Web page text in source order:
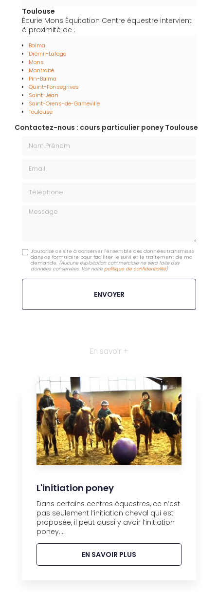
Toulouse
Écurie Mons Équitation Centre équestre intervient
à proximité de :
Balma
Drémil-Lafage
Mons
Montrabé
Pin-Balma
Quint-Fonsegrives
Saint-Jean
Saint-Orens-de-Gameville
Toulouse
Contactez-nous : cours particulier poney Toulouse
Message
J'autorise ce site à conserver l'ensemble des données transmises
dans ce formulaire pour faciliter le suivi et le traitement de ma
demande. (Aucune exploitation commerciale ne sera faite des
données conservées. Voir notrepolitique de confidentialité)
En savoir +
L'initiation poney
Dans certains centres équestres, ce n’est
pas seulement l’initiation cheval qui est
proposée, il peut aussi y avoir l’initiation
poney....
EN SAVOIR PLUS